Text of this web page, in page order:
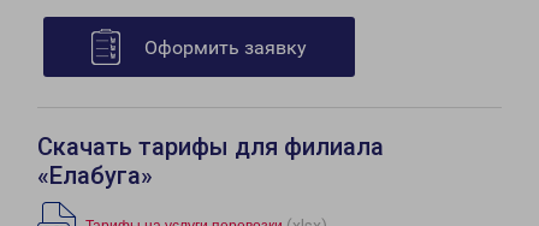
Оформить заявку
Скачать тарифы для филиала
«Елабуга»